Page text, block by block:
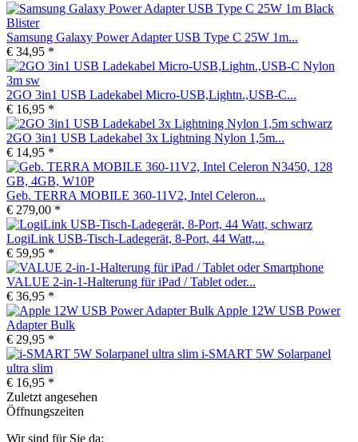
Samsung Galaxy Power Adapter USB Type C 25W 1m...
€ 34,95 *
2GO 3in1 USB Ladekabel Micro-USB,Lightn.,USB-C...
€ 16,95 *
2GO 3in1 USB Ladekabel 3x Lightning Nylon 1,5m...
€ 14,95 *
Geb. TERRA MOBILE 360-11V2, Intel Celeron...
€ 279,00 *
LogiLink USB-Tisch-Ladegerät, 8-Port, 44 Watt,...
€ 59,95 *
VALUE 2-in-1-Halterung für iPad / Tablet oder...
€ 36,95 *
Apple 12W USB Power
Adapter Bulk
€ 29,95 *
i-SMART 5W Solarpanel
ultra slim
€ 16,95 *
Zuletzt angesehen
Öffnungszeiten
Wir sind für Sie da: